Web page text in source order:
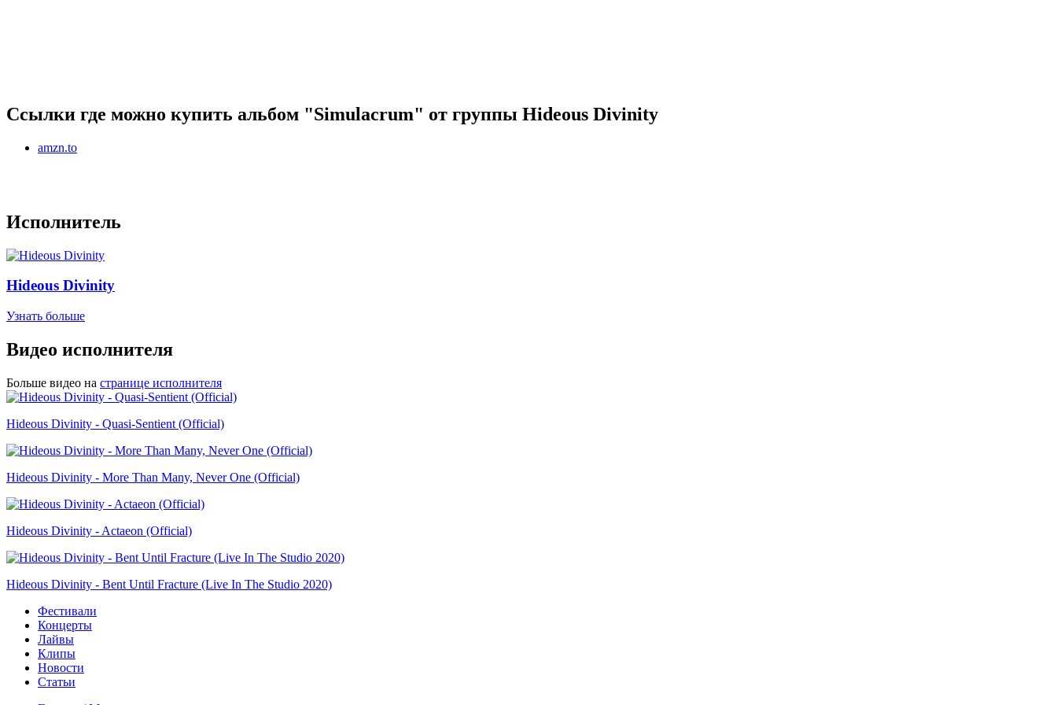
Ссылки где можно купить альбом "Simulacrum" от группы Hideous Divinity
amzn.to
Исполнитель
Hideous Divinity
Узнать больше
Видео исполнителя
Больше видео на странице исполнителя
Hideous Divinity - Quasi-Sentient (Official)
Hideous Divinity - More Than Many, Never One (Official)
Hideous Divinity - Actaeon (Official)
Hideous Divinity - Bent Until Fracture (Live In The Studio 2020)
Фестивали
Концерты
Лайвы
Клипы
Новости
Статьи